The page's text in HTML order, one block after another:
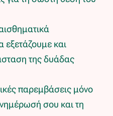
εξετάζουμε και
της δυάδας
παρεμβάσεις μόνο
σου και τη